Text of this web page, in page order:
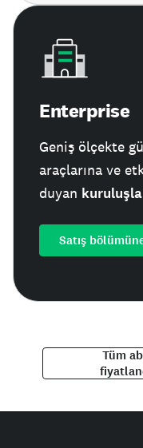
Enterprise
Geniş ölçekte
araçlarına ve
duyan
Satış
Tüm